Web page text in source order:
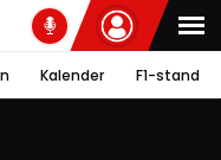
Kalender F1-stand